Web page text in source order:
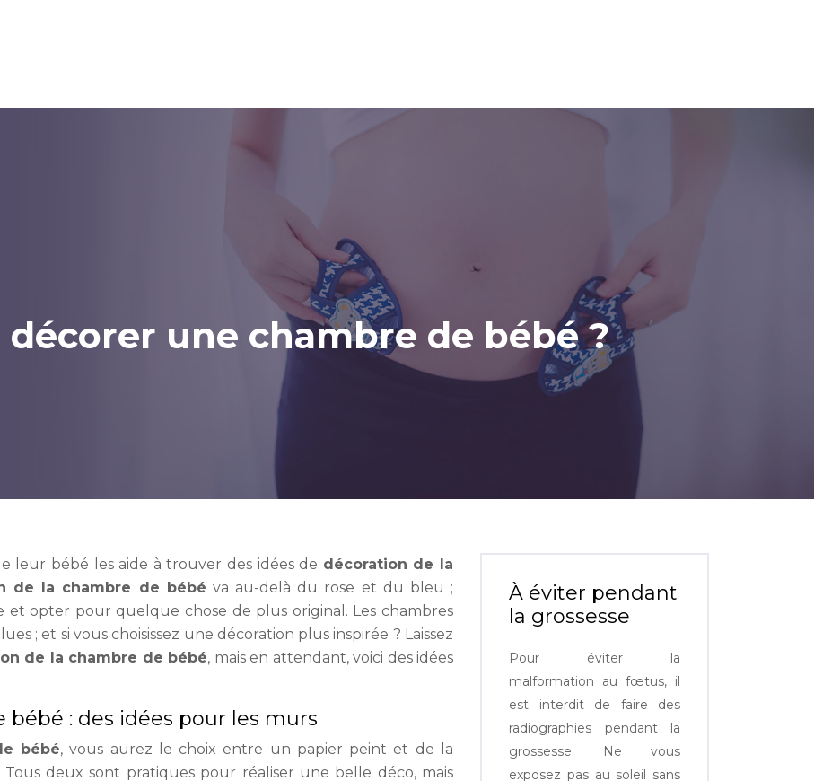
une chambre de bébé ?
leur bébé les aide à trouver des idées de décoration de la
de la chambre de bébé va au-delà du rose et du bleu ;
opter pour quelque chose de plus original. Les chambres
; et si vous choisissez une décoration plus inspirée ? Laissez
de la chambre de bébé, mais en attendant, voici des idées
: des idées pour les murs
bébé, vous aurez le choix entre un papier peint et de la
deux sont pratiques pour réaliser une belle déco, mais
À éviter pendant
la grossesse
Pour éviter la
malformation au fœtus, il
est interdit de faire des
radiographies pendant la
grossesse. Ne vous
exposez pas au soleil sans